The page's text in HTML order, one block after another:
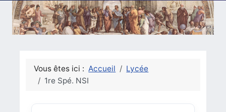
Vous êtes ici : Accueil
Lycée
1re Spé. NSI